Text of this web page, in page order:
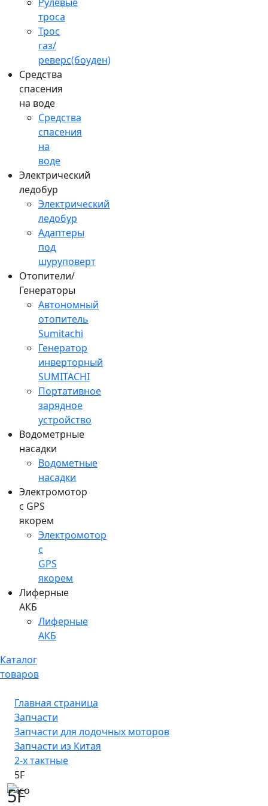
троса
Трос
газ/
реверс(боуден)
Средства
спасения
на воде
Средства
спасения
на
воде
Электрический
ледобур
Электрический
ледобур
Адаптеры
под
шуруповерт
Отопители/
Генераторы
Автономный
отопитель
Sumitachi
Генератор
инверторный
SUMITACHI
Портативное
зарядное
устройство
Водометрные
насадки
Водометные
насадки
Электромотор
c GPS
якорем
Электромотор
c
GPS
якорем
Лиферные
АКБ
Лиферные
АКБ
Каталог
товаров
Главная страница
Запчасти
Запчасти для лодочных моторов
Запчасти из Китая
2-х тактные
5F
5F